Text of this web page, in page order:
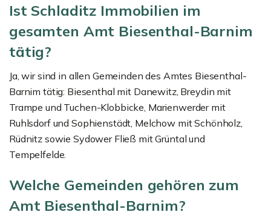
Ist Schladitz Immobilien im
gesamten Amt Biesenthal-Barnim
tätig?
Ja, wir sind in allen Gemeinden des Amtes Biesenthal-
Barnim tätig: Biesenthal mit Danewitz, Breydin mit
Trampe und Tuchen-Klobbicke, Marienwerder mit
Ruhlsdorf und Sophienstädt, Melchow mit Schönholz,
Rüdnitz sowie Sydower Fließ mit Grüntal und
Tempelfelde.
Welche Gemeinden gehören zum
Amt Biesenthal-Barnim?